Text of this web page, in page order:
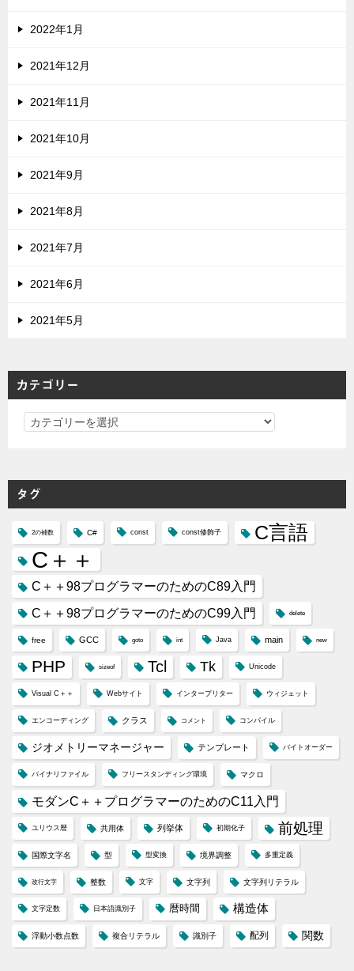
2022年1月
2021年12月
2021年11月
2021年10月
2021年9月
2021年8月
2021年7月
2021年6月
2021年5月
カテゴリー
カ
リ
ー
タグ
2の補数 C# const const修飾子 C言語
C＋＋
C＋＋98プログラマーのためのC89入門
C＋＋98プログラマーのためのC99入門
delete
free GCC goto int Java main new
PHP sizeof Tcl Tk Unicode
Visual C＋＋ Webサイト インタープリター ウィジェット
エンコーディング クラス コメント コンパイル
ジオメトリーマネージャー テンプレート バイトオーダー
バイナリファイル フリースタンディング環境 マクロ
モダンC＋＋プログラマーのためのC11入門
ユリウス暦 共用体 列挙体 初期化子 前処理
国際文字名 型 型変換 境界調整 多重定義
改行文字 整数 文字 文字列 文字列リテラル
文字定数 日本語識別子 暦時間 構造体
浮動小数点数 複合リテラル 識別子 配列 関数